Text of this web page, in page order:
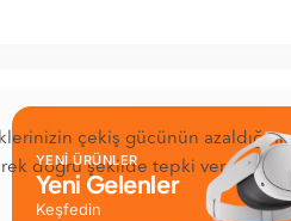
çekiş gücünün azaldığını,
doğru şekilde tepki vermenizi
YENİ ÜRÜNLER
Yeni Gelenler
Keşfedin